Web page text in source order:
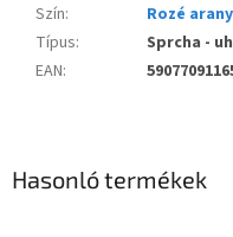
Szín:
Rozé
Típus:
Sprcha -
EAN:
Hasonló termékek